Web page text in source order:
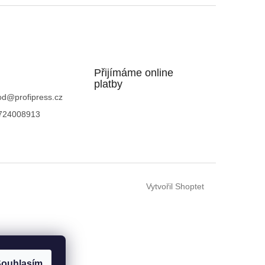
@profipress.cz
Přijímáme online
platby
Vytvořil Shoptet